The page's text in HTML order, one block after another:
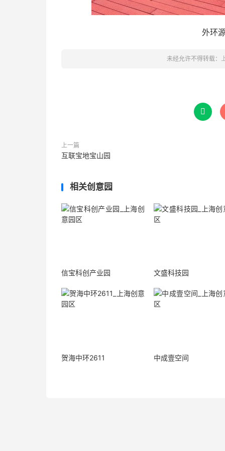
外环
未经允许不得转载：

上一篇
互联宝地宝山园
相关创意园
信宝科创产业园 文盛科技园
贺海中环2611 中成壹空间